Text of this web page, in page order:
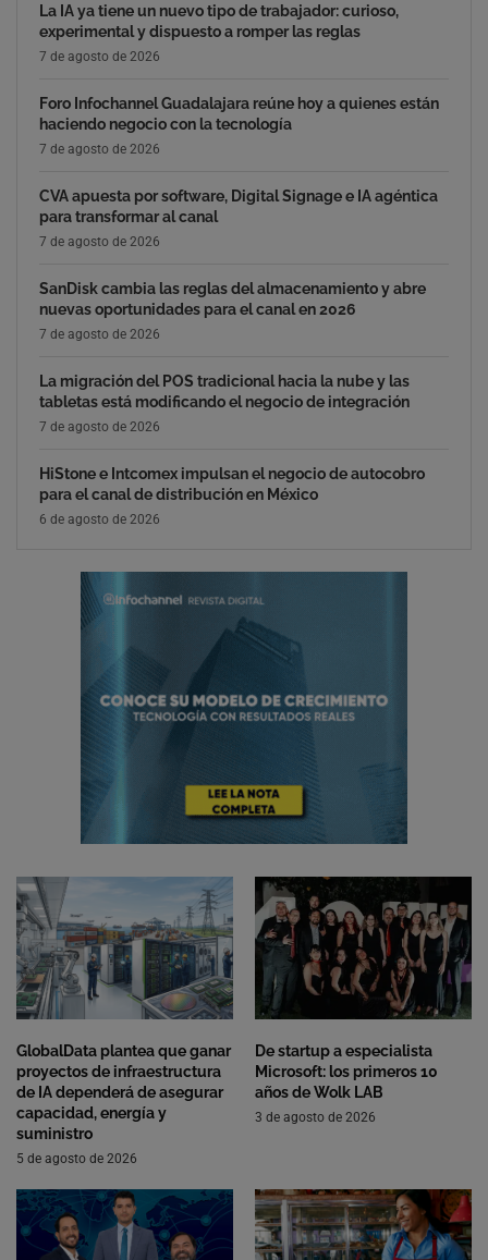
La IA ya tiene un nuevo tipo de trabajador: curioso,
experimental y dispuesto a romper las reglas
7 de agosto de 2026
Foro Infochannel Guadalajara reúne hoy a quienes están
haciendo negocio con la tecnología
7 de agosto de 2026
CVA apuesta por software, Digital Signage e IA agéntica
para transformar al canal
7 de agosto de 2026
SanDisk cambia las reglas del almacenamiento y abre
nuevas oportunidades para el canal en 2026
7 de agosto de 2026
La migración del POS tradicional hacia la nube y las
tabletas está modificando el negocio de integración
7 de agosto de 2026
HiStone e Intcomex impulsan el negocio de autocobro
para el canal de distribución en México
6 de agosto de 2026
GlobalData plantea que ganar
proyectos de infraestructura
de IA dependerá de asegurar
capacidad, energía y
suministro
5 de agosto de 2026
De startup a especialista
Microsoft: los primeros 10
años de Wolk LAB
3 de agosto de 2026